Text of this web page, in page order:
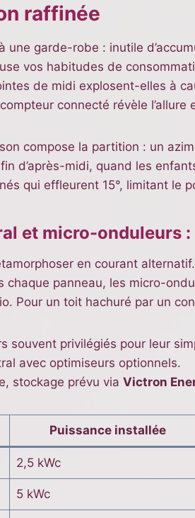
raffinée
une garde-robe : inutile
vos habitudes de
de midi explosent-elles à
connecté révèle
compose la partition : un
d’après-midi, quand les
qui effleurent 15°, limitant le
et micro-onduleurs
en courant
chaque panneau, les micro-
Pour un toit hachuré par un
souvent privilégiés pour leur
avec optimiseurs optionnels.
stockage prévu via Victron
Puissance installée
2,5 kWc
5 kWc